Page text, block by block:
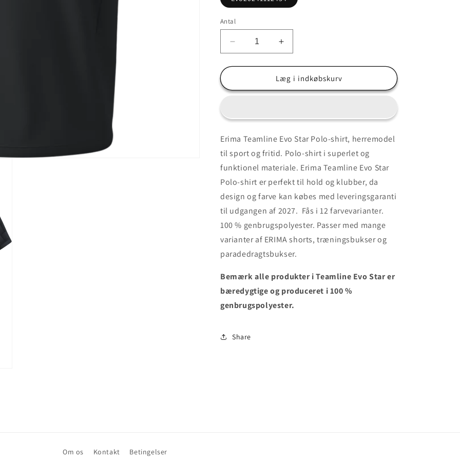
Antal
Reducer
antallet
for
Teamline
Polo-
-
herremodel
Øg
antallet
for
Erima
Teamline
Polo-
-
herremodel
Læg i indkøbskurv
Erima Teamline Evo Star Polo-shirt, herremodel
til sport og fritid. Polo-shirt i superlet og
funktionel materiale. Erima Teamline Evo Star
Polo-shirt er perfekt til hold og klubber, da
design og farve kan købes med leveringsgaranti
til udgangen af 2027. Fås i 12 farvevarianter.
100 % genbrugspolyester. Passer med mange
varianter af ERIMA shorts, træningsbukser og
paradedragtsbukser.
Bemærk alle produkter i Teamline Evo Star er
bæredygtige og produceret i 100 %
genbrugspolyester.
Share
Om os Kontakt Betingelser